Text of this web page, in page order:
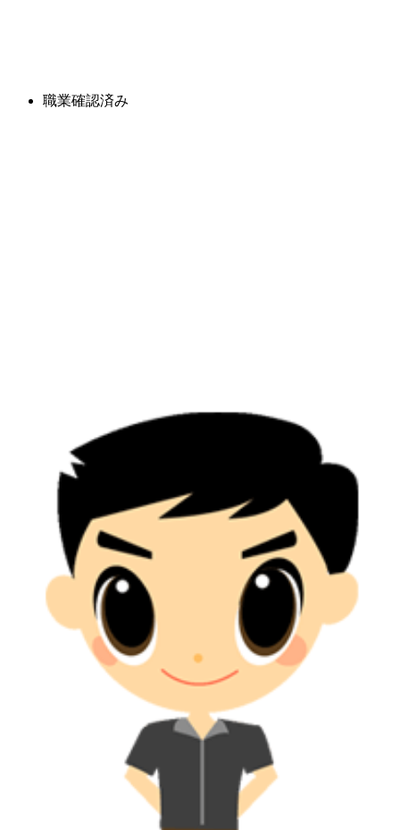
職業確認済み